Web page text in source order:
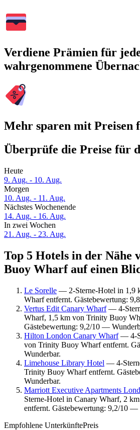
Verdiene Prämien für
wahrgenommene
Mehr sparen mit
Überprüfe die Preise für
Heute
9. Aug. - 10. Aug.
Morgen
10. Aug. - 11. Aug.
Nächstes Wochenende
14. Aug. - 16. Aug.
In zwei Wochen
21. Aug. - 23. Aug.
Top 5 Hotels in der Nähe
Buoy Wharf auf einen
Le Sorelle — 2-Sterne-Hotel in 1,9
Wharf entfernt. Gästebewertung:
Vertus Edit Canary Wharf— 4-
Wharf, 1,5 km von Trinity Buoy
Gästebewertung: 9,2/10 —
Hilton London Canary Wharf— 4-
von Trinity Buoy Wharf entfernt.
Wunderbar.
Limehouse Library Hotel — 4-
Trinity Buoy Wharf entfernt.
Wunderbar.
Marriott Executive Apartments
Sterne-Hotel in Canary Wharf, 2
entfernt. Gästebewertung: 9,2/10 —
Empfohlene UnterkünftePreis